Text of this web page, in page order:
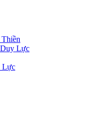
Lực
Lực